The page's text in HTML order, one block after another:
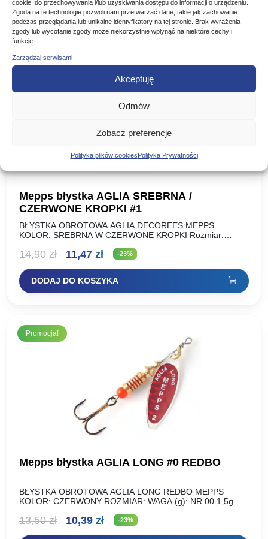
cookie, do przechowywania i/lub uzyskiwania dostępu do informacji o urządzeniu.
Zgoda na te technologie pozwoli nam przetwarzać dane, takie jak zachowanie
podczas przeglądania lub unikalne identyfikatory na tej stronie. Brak wyrażenia
zgody lub wycofanie zgody może niekorzystnie wpłynąć na niektóre cechy i
funkcje.
Zarządzaj serwisami
Akceptuję
Odmów
Zobacz preferencje
Polityka plików cookiesPolityka Prywatności
Poznaj podobne produkty, które mogą Ci się spodobać
Promocja!
Mepps błystka AGLIA SREBRNA /
CZERWONE KROPKI #1
BŁYSTKA OBROTOWA AGLIA DECOREES MEPPS.
KOLOR: SREBRNA W CZERWONE KROPKI Rozmiar:
14,90zł
Pierwotna
cena
wynosiła:
11,47 złAktualna
cena
wynosi:
-23%
DODAJ DO KOSZYKA
Promocja!
Mepps błystka AGLIA LONG #0 REDBO
BŁYSTKA OBROTOWA AGLIA LONG REDBO MEPPS
KOLOR: CZERWONY ROZMIAR: WAGA (g): NR 00 1,5g NR
13,50zł
Pierwotna
cena
10,39 złAktualna
cena
-23%